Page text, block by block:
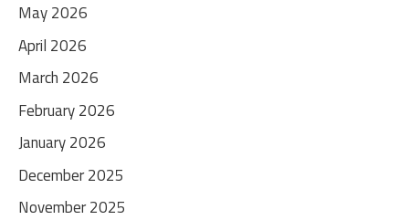
May 2026
April 2026
March 2026
February 2026
January 2026
December 2025
November 2025